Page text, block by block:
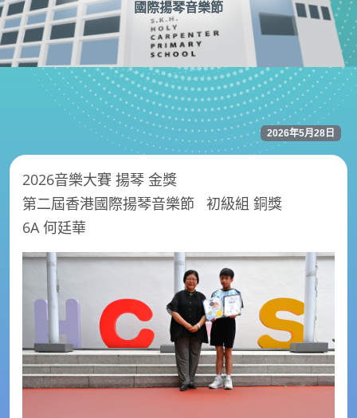
國際揚琴音樂節
2026年5月28日
2026音樂大賽 揚琴 金獎
第二屆香港國際揚琴音樂節 初級組 銅獎
6A 何廷華